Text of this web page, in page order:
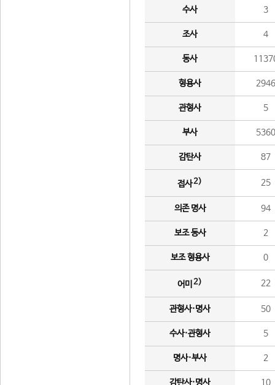
수사 3
조사 4
동사
형용사 2946
관형사 5
부사 5360
감탄사 87
접사2) 25
의존 명사 94
보조 동사 2
보조 형용사 0
어미 2) 22
관형사·명사 50
수사·관형사 5
명사·부사 2
감탄사·명사 10